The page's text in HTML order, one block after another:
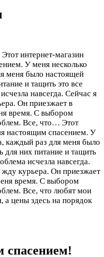
Этот интернет-магазин
У меня несколько
меня было настоящей
и тащить это все
навсегда. Сейчас я
Он приезжает в
время. С выбором
Все, что… Этот
настоящим спасением. У
каждый раз для меня было
для них питание и тащить
исчезла навсегда.
жду курьера. Он приезжает
время. С выбором
Все, что любят мои
а цены здесь на порядок
спасением!